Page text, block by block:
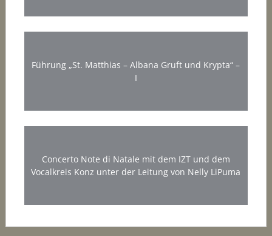
Führung „St. Matthias – Albana Gruft und Krypta“ –
I
Concerto Note di Natale mit dem IZT und dem
Vocalkreis Konz unter der Leitung von Nelly LiPuma